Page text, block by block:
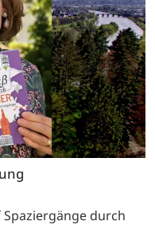
durch